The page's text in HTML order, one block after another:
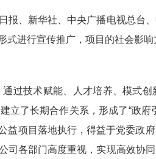
、新华社、中央广播电视总台
进行宣传推广，项目的社会影响
技术赋能、人才培养、模式创
了长期合作关系，形成了“政府
益项目落地执行，得益于党委政
各部门高度重视，实现高效协